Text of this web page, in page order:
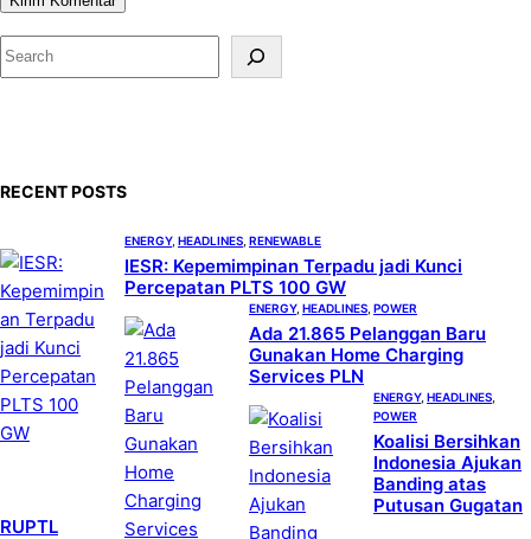
S
e
RECENT POSTS
ENERGY, HEADLINES RENEWABLE
IESR: Kepemimpinan Terpadu jadi Kunci
Percepatan PLTS 100 GW
ENERGY, HEADLINES POWER
Ada 21.865 Pelanggan Baru
Gunakan Home Charging
Services PLN
ENERGY, HEADLINES
POWER
Koalisi Bersihkan
Indonesia Ajukan
Banding atas
Putusan Gugatan
RUPTL